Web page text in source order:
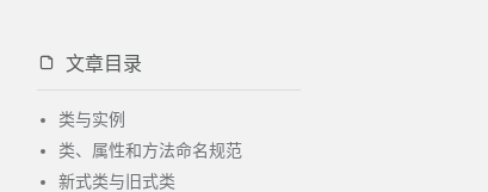
文章目录
类与实例
类、属性和方法命名规范
新式类与旧式类